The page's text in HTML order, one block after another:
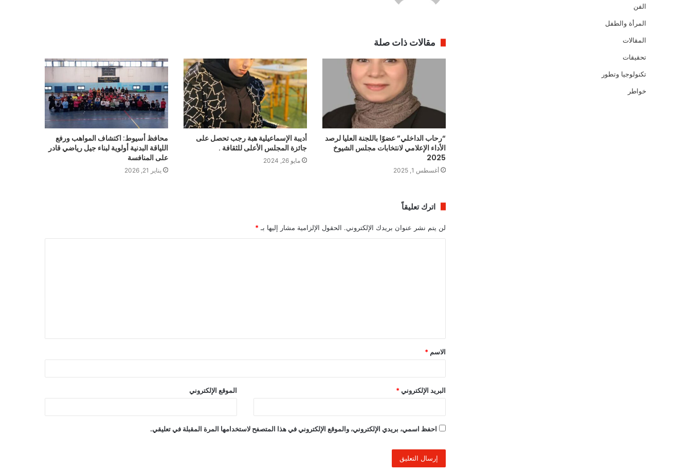
مقالات ذات صلة
“رحاب الداخلي” عضوًا باللجنة العليا لرصد
الأداء الإعلامي لانتخابات مجلس الشيوخ
2025
أغسطس 1, 2025
أديبة الإسماعيلية هبة رجب تحصل على
جائزة المجلس الأعلى للثقافة .
مايو 26, 2024
محافظ أسيوط: اكتشاف المواهب ورفع
اللياقة البدنية أولوية لبناء جيل رياضي قادر
على المنافسة
يناير 21, 2026
اترك تعليقاً
لن يتم نشر عنوان بريدك الإلكتروني. الحقول الإلزامية مشار إليها بـ *
ق
*
الاسم *
البريد الإلكتروني * الموقع الإلكتروني
احفظ اسمي، بريدي الإلكتروني، والموقع الإلكتروني في هذا المتصفح لاستخدامها المرة المقبلة في تعليقي.
الفن
المرأة والطفل
المقالات
تحقيقات
تكنولوجيا وتطور
خواطر